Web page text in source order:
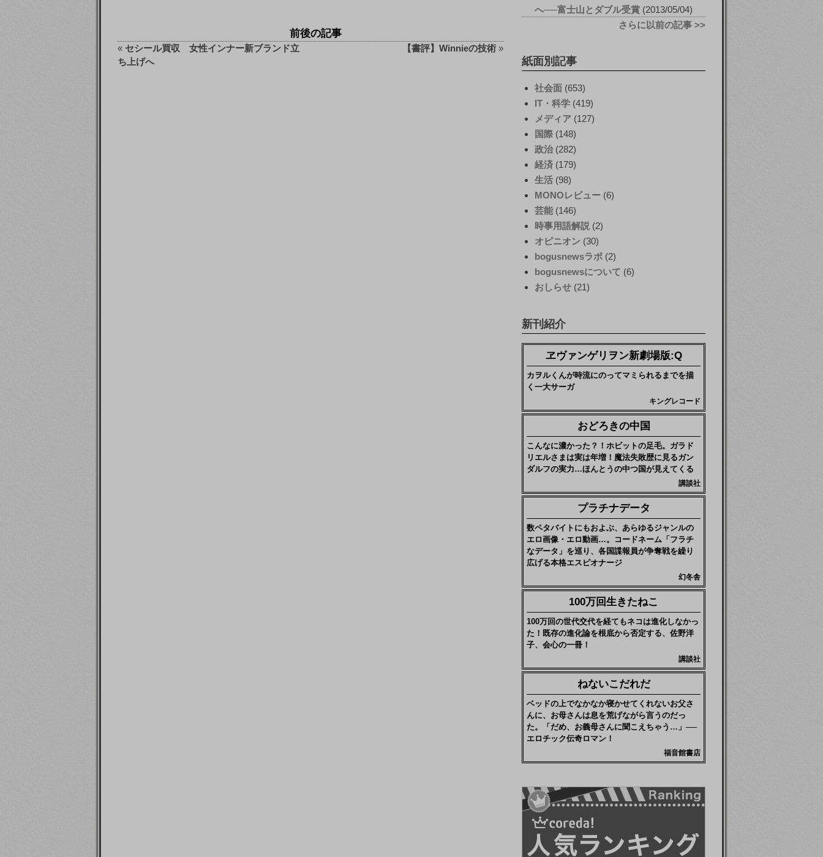
前後の記事
« セシール買収 女性インナー新ブランド立
ち上げへ
【書評】Winnieの技術»
へ──富士山とダブル受賞 2013/05/04
さらに以前の記事 >>
紙面別記事
社会面 (653)
IT・科学 (419)
メディア (127)
国際 (148)
政治(282)
経済 (179)
生活 (98)
MONOレビュー (6)
芸能 (146)
時事用語解説 (2)
オピニオン (30)
bogusnewsラボ (2)
bogusnewsについて (6)
おしらせ (21)
新刊紹介
ヱヴァンゲリヲン新劇場版:Q
カヲルくんが時流にのってマミられるまでを描
く一大サーガ
キングレコード
おどろきの中国
こんなに濃かった？！ホビットの足毛。ガラド
リエルさまは実は年増！魔法失敗歴に見るガン
ダルフの実力…ほんとうの中つ国が見えてくる
講談社
プラチナデータ
数ペタバイトにもおよぶ、あらゆるジャンルの
エロ画像・エロ動画…。コードネーム「フラチ
なデータ」を巡り、各国諜報員が争奪戦を繰り
広げる本格エスピオナージ
幻冬舎
100万回生きたねこ
100万回の世代交代を経てもネコは進化しなかっ
た！既存の進化論を根底から否定する、佐野洋
子、会心の一冊！
講談社
ねないこだれだ
ベッドの上でなかなか寝かせてくれないお父さ
んに、お母さんは息を荒げながら言うのだっ
た。「だめ、お義母さんに聞こえちゃう…」──
エロチック伝奇ロマン！
福音館書店